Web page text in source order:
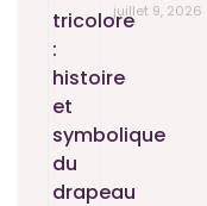
juillet 9, 2026